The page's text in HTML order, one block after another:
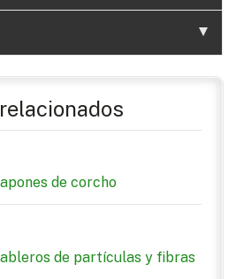
de corcho
de partículas y fibras